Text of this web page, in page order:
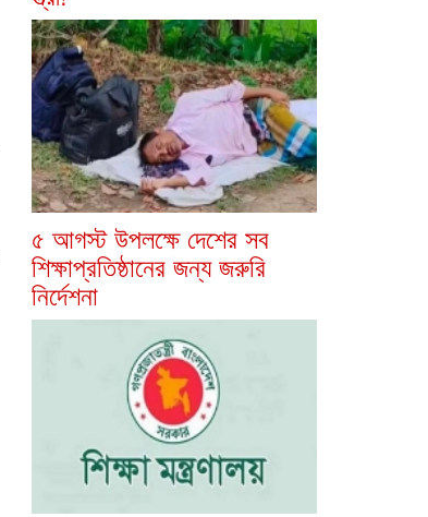
৫ আগস্ট উপলক্ষে দেশের সব
শিক্ষাপ্রতিষ্ঠানের জন্য জরুরি
নির্দেশনা